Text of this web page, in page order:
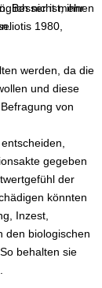
Besser ist, ihnen
1980,
werden, da die
und diese
von
gegeben
der
könnten
Inzest,
den biologischen
behalten sie
nicht mehr